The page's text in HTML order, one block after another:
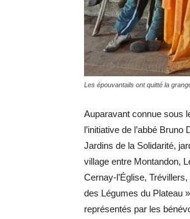
Les épouvantails ont quitté la
Auparavant connue sous
l’initiative de l’abbé
Jardins de la Solidarité,
village entre Montandon,
Cernay-l’Église,
des Légumes du Plateau
représentés par les